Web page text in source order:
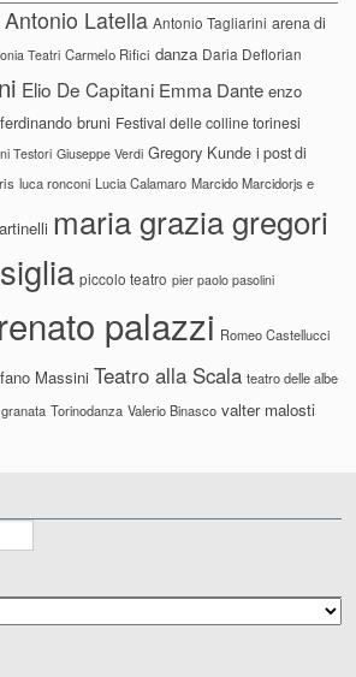
Antonio Latella Antonio Tagliarini arena di
Teatri Carmelo Rifici danza Daria Deflorian
Elio De Capitani Emma Dante enzo
ferdinando bruni Festival delle colline torinesi
Testori Giuseppe Verdi Gregory Kunde i post di
luca ronconi Lucia Calamaro Marcido Marcidorjs e
maria grazia gregori
piccolo teatro pier paolo pasolini
renato palazzi Romeo Castellucci
Massini Teatro alla Scala teatro delle albe
Torinodanza Valerio Binasco valter malosti